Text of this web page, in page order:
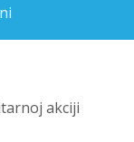
akciji